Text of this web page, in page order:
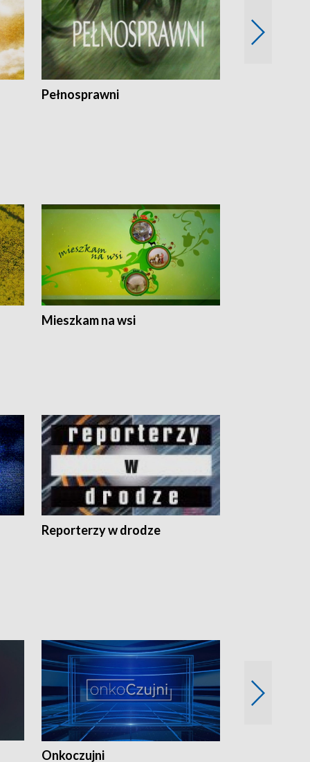
Pełnosprawni
Mieszkam na wsi
Reporterzy w drodze
Onkoczujni